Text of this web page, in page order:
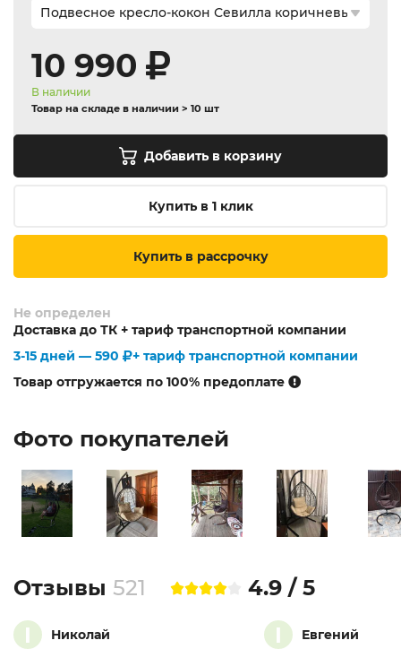
10 990
В наличии
Товар на складе в наличии > 10 шт
Добавить в корзину
Купить в 1 клик
Купить в рассрочку
Не определен
Доставка до ТК + тариф транспортной компании
3-15 дней — 590
+ тариф транспортной компании
Товар отгружается по 100% предоплате
Фото покупателей
Отзывы 521
4.9 / 5
I
Николай
I
Евгений